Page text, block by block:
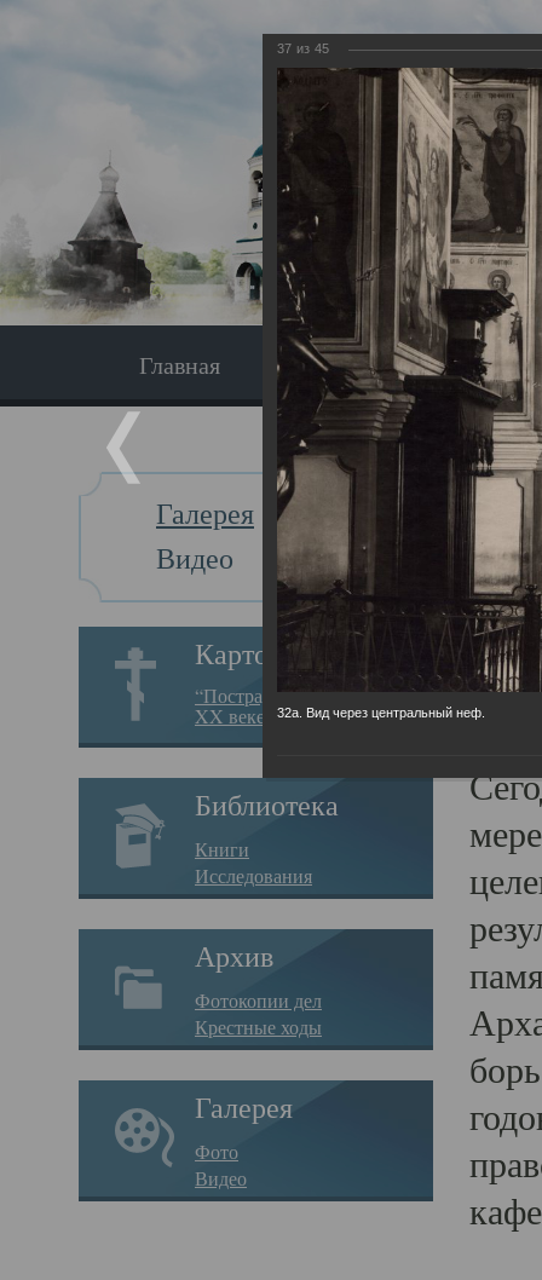
Главная Экскурсия
Галерея
Видео
Картотека
“Пострадавшие за веру в
XX веке на Севере”
Библиотека
Книги
Исследования
Архив
Фотокопии дел
Крестные ходы
Галерея
Фото
Видео
Главная
37 из 45
32а. Вид через центральный неф.